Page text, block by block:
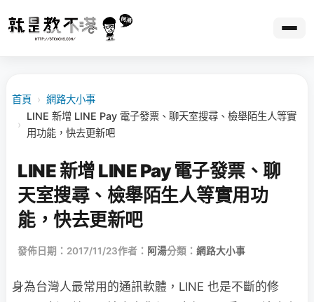
首頁 › 網路大小事
›
LINE 新增 LINE Pay 電子發票、聊天室搜尋、檢舉陌生人等實
用功能，快去更新吧
LINE 新增 LINE Pay 電子發票、聊
天室搜尋、檢舉陌生人等實用功
能，快去更新吧
發佈日期：2017/11/23作者： 阿湯分類： 網路大小事
身為台灣人最常用的通訊軟體，LINE 也是不斷的修